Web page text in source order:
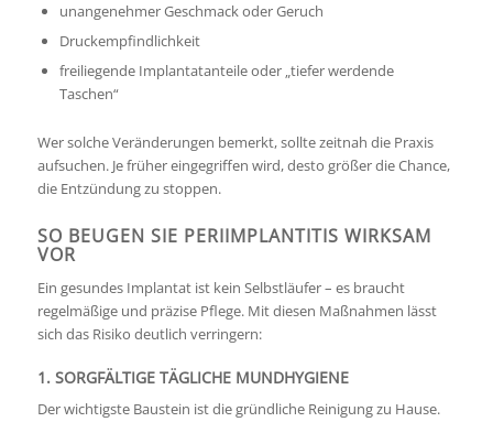
unangenehmer Geschmack oder Geruch
Druckempfindlichkeit
freiliegende Implantatanteile oder „tiefer werdende
Taschen“
Wer solche Veränderungen bemerkt, sollte zeitnah die Praxis
aufsuchen. Je früher eingegriffen wird, desto größer die Chance,
die Entzündung zu stoppen.
SO BEUGEN SIE PERIIMPLANTITIS WIRKSAM
VOR
Ein gesundes Implantat ist kein Selbstläufer – es braucht
regelmäßige und präzise Pflege. Mit diesen Maßnahmen lässt
sich das Risiko deutlich verringern:
1. SORGFÄLTIGE TÄGLICHE MUNDHYGIENE
Der wichtigste Baustein ist die gründliche Reinigung zu Hause.